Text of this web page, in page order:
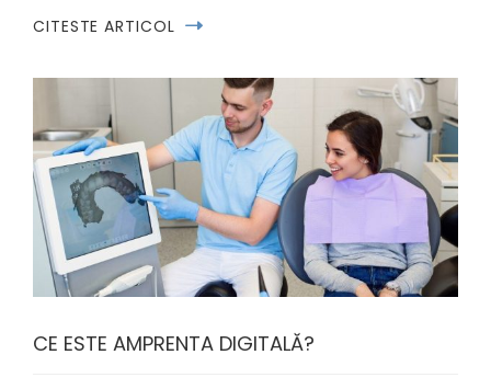
CITESTE ARTICOL
CE ESTE AMPRENTA DIGITALĂ?